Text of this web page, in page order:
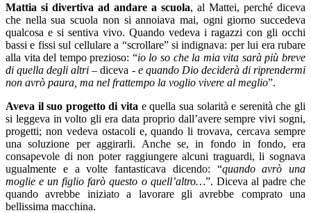
Mattia si divertiva ad andare a scuola, al Mattei, perché diceva
che nella sua scuola non si annoiava mai, ogni giorno succedeva
qualcosa e si sentiva vivo. Quando vedeva i ragazzi con gli occhi
bassi e fissi sul cellulare a “scrollare” si indignava: per lui era rubare
alla vita del tempo prezioso: “io lo so che la mia vita sarà più breve
di quella degli altri – diceva - e quando Dio deciderà di riprendermi
non avrò paura, ma nel frattempo la voglio vivere al meglio”.
Aveva il suo progetto di vita e quella sua solarità e serenità che gli
si leggeva in volto gli era data proprio dall’avere sempre vivi sogni,
progetti; non vedeva ostacoli e, quando li trovava, cercava sempre
una soluzione per aggirarli. Anche se, in fondo in fondo, era
consapevole di non poter raggiungere alcuni traguardi, li sognava
ugualmente e a volte fantasticava dicendo: “quando avrò una
moglie e un figlio farò questo o quell’altro…”. Diceva al padre che
quando avrebbe iniziato a lavorare gli avrebbe comprato una
bellissima macchina.